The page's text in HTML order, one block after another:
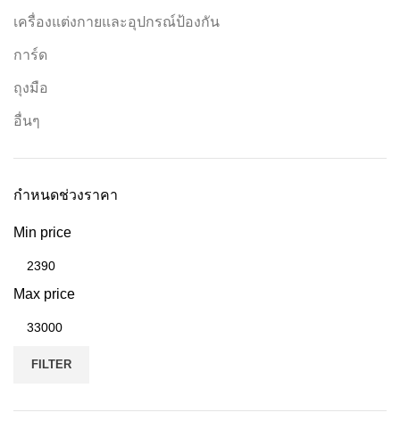
เครื่องแต่งกายและอุปกรณ์ป้องกัน
การ์ด
ถุงมือ
อื่นๆ
กำหนดช่วงราคา
Min price
Max price
FILTER